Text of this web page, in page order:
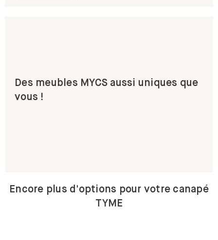
Des meubles MYCS aussi uniques que
vous !
Encore plus d'options pour votre canapé
TYME